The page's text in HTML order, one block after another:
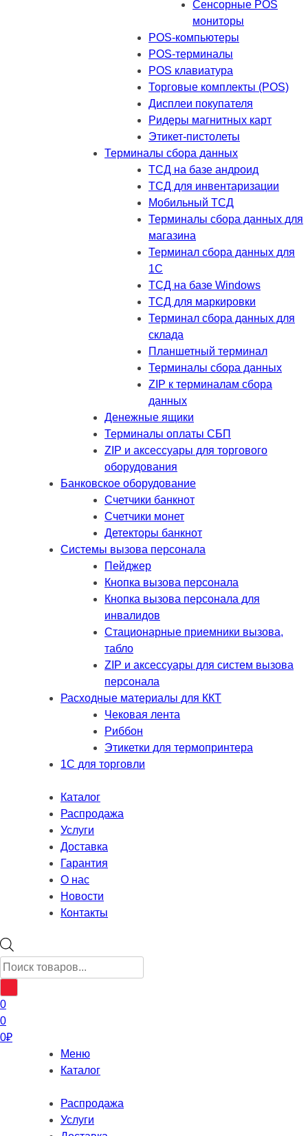
Сенсорные POS
мониторы
POS-компьютеры
POS-терминалы
POS клавиатура
Торговые комплекты (POS)
Дисплеи покупателя
Ридеры магнитных карт
Этикет-пистолеты
Терминалы сбора данных
ТСД на базе андроид
ТСД для инвентаризации
Мобильный ТСД
Терминалы сбора данных для
магазина
Терминал сбора данных для
1C
ТСД на базе Windows
ТСД для маркировки
Терминал сбора данных для
склада
Планшетный терминал
Терминалы сбора данных
ZIP к терминалам сбора
данных
Денежные ящики
Терминалы оплаты СБП
ZIP и аксессуары для торгового
оборудования
Банковское оборудование
Счетчики банкнот
Счетчики монет
Детекторы банкнот
Системы вызова персонала
Пейджер
Кнопка вызова персонала
Кнопка вызова персонала для
инвалидов
Стационарные приемники вызова,
табло
ZIP и аксессуары для систем вызова
персонала
Расходные материалы для ККТ
Чековая лента
Риббон
Этикетки для термопринтера
1С для торговли
Каталог
Распродажа
Услуги
Доставка
Гарантия
О нас
Новости
Контакты
Поиск
товаров
0
0
0₽
Меню
Каталог
Распродажа
Услуги